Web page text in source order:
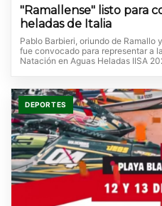
"Ramallense" listo para
heladas de Italia
Pablo Barbieri, oriundo de Ramallo
fue convocado para representar a
Natación en Aguas Heladas IISA
DEPORTES